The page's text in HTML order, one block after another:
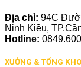
Địa chỉ: 94C
Ninh Kiều,
Hotline:
XƯỞNG & TỔNG